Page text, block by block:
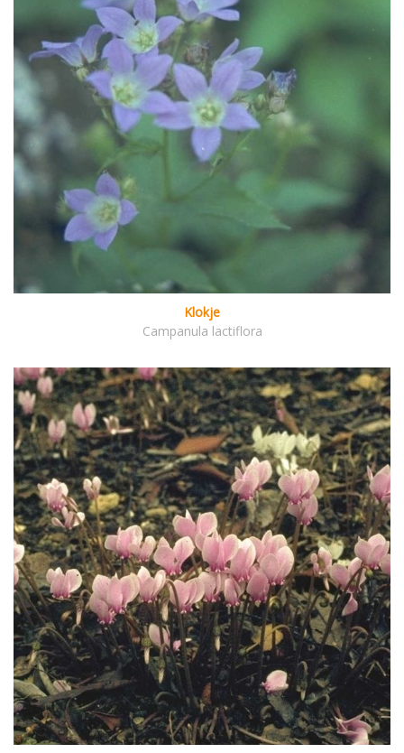
Klokje
Campanula lactiflora